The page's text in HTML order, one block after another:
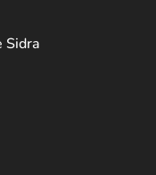
Sidra